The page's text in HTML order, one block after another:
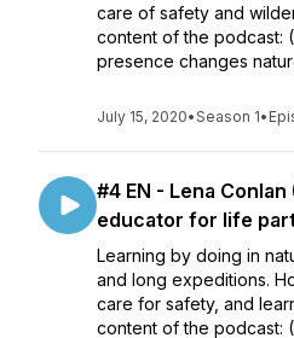
care of safety and
content of the podcast:
presence changes
July 15, 2020•Season 1•
#4 EN - Lena
educator for life
Learning by doing in
and long expeditions.
care for safety, and
content of the podcast: